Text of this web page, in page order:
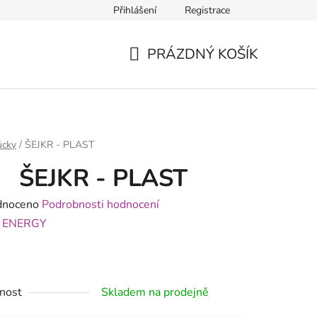
Přihlášení Registrace
PRÁZDNÝ KOŠÍK
/ ŠEJKR - PLAST
ŠEJKR - PLAST
Podrobnosti hodnocení
ENERGY
Skladem na prodejně